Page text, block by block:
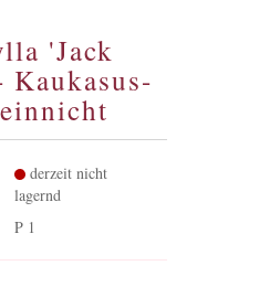
'Jack
derzeit nicht
lagernd
P 1